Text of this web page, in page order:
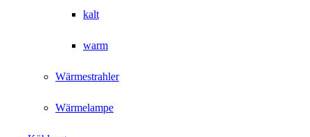
kalt
warm
Wärmestrahler
Wärmelampe